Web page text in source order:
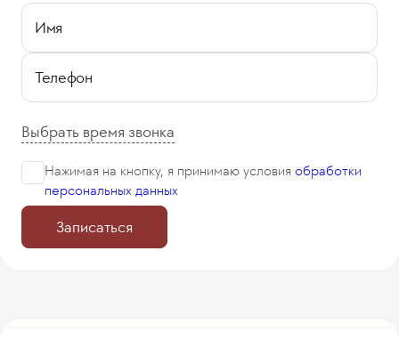
Имя
Телефон
Выбрать время звонка
Нажимая на кнопку, я принимаю условия обработки
персональных данных
Записаться